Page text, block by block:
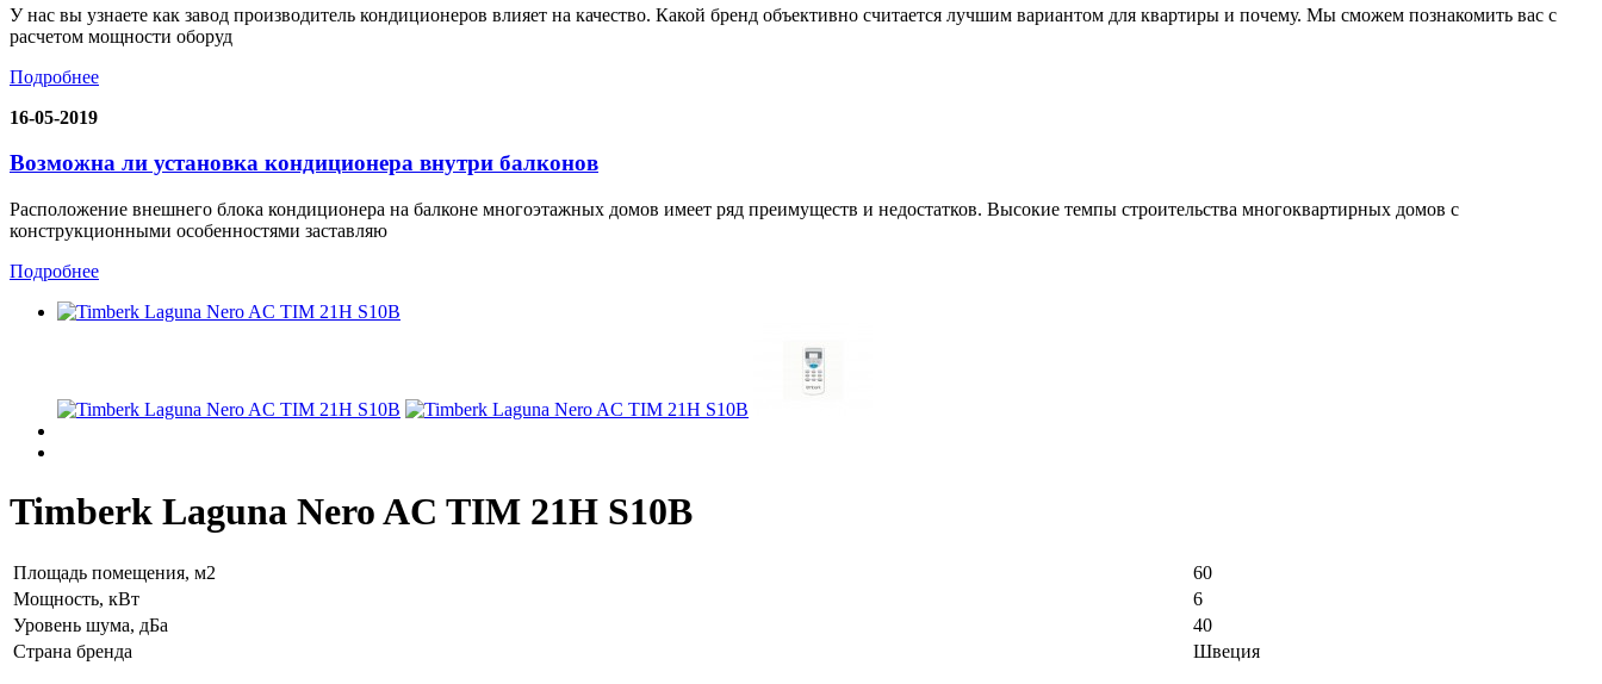
У нас вы узнаете как завод производитель кондиционеров влияет на качество. Какой бренд объективно считается лучшим вариантом для квартиры и почему. Мы сможем познакомить вас с
расчетом мощности оборуд
Подробнее
16-05-2019
Возможна ли установка кондиционера внутри балконов
Расположение внешнего блока кондиционера на балконе многоэтажных домов имеет ряд преимуществ и недостатков. Высокие темпы строительства многоквартирных домов с
конструкционными особенностями заставляю
Подробнее
Timberk Laguna Nero AC TIM 21H S10B
Площадь помещения, м2
60
Мощность, кВт
6
Уровень шума, дБа
40
Страна бренда
Швеция